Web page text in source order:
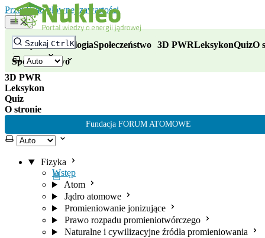
Przejdź do głównej zawartości
Szukaj CtrlK
FizykaTechnologiaSpołeczeństwo 3D PWRLeksykonQuizO
Wybierz motyw
Fizyka
Wstęp
Atom
Jądro atomowe
Promieniowanie jonizujące
Prawo rozpadu promieniotwórczego
Naturalne i cywilizacyjne źródła promieniowania
Fizyka
Technologia
Społeczeństwo
3D PWR
Leksykon
Quiz
O stronie
Fundacja FORUM ATOMOWE
Wybierz motyw